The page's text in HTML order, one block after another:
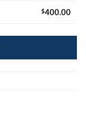
$400.00